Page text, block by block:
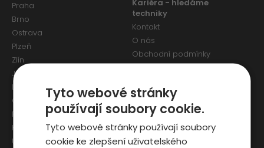
Kariéra - hledáme
techniky
Kontakt
O nás
Obchodní podmínky
Praha
Brno
Ostrava
Plzeň
Zlín
Jihlava
Liberec
Olomouc
Pardubice
Karlovy Vary
Ústí nad Labem
Tyto webové stránky
používají soubory cookie.
Tyto webové stránky používají soubory
cookie ke zlepšení uživatelského